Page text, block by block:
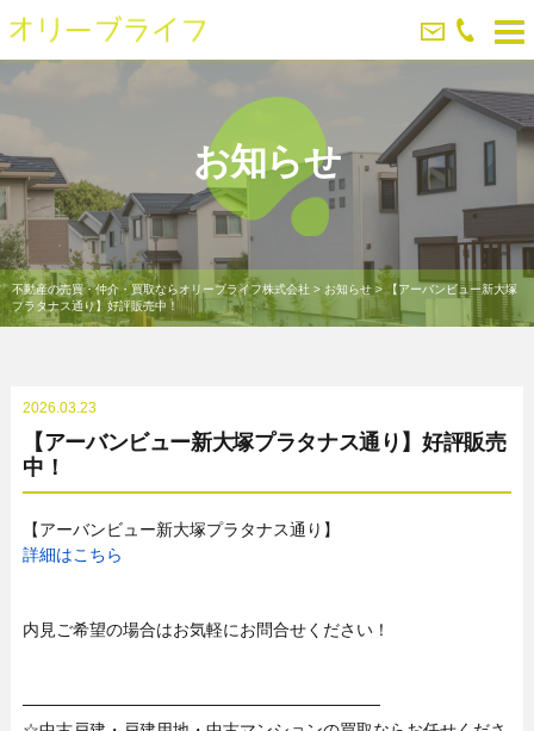
お知らせ
不動産の売買・仲介・買取ならオリーブライフ株式会社 > お知らせ> 【アーバンビュー新大塚
プラタナス通り】好評販売中！
2026.03.23
【アーバンビュー新大塚プラタナス通り】好評販売
中！
【アーバンビュー新大塚プラタナス通り】
詳細はこちら
内見ご希望の場合はお気軽にお問合せください！
──────────────────────────────